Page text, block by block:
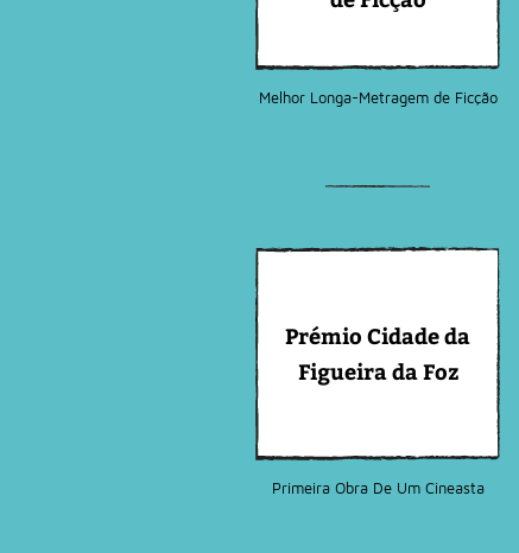
Melhor Longa-Metragem de Ficção
Prémio Cidade da
Figueira da Foz
Primeira Obra De Um Cineasta